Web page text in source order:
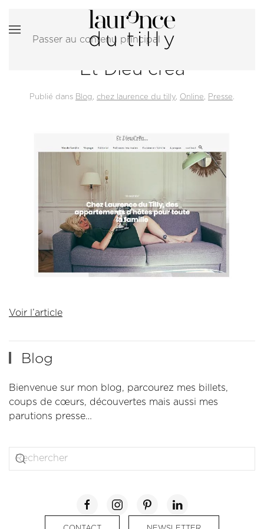
Passer au contenu principal
Et Dieu créa
Publié dans Blog, chez laurence du tilly, Online, Presse.
Voir l’article
Blog
Bienvenue sur mon blog, parcourez mes billets,
coups de cœurs, découvertes mais aussi mes
parutions presse…